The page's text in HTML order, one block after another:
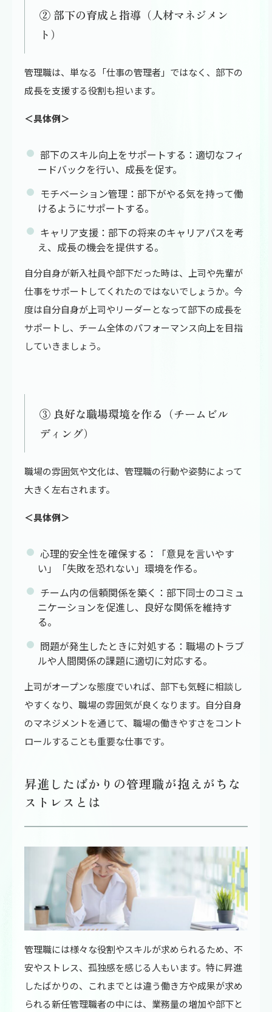
② 部下の育成と指導（人材マネジメン
ト）
管理職は、単なる「仕事の管理者」ではなく、部下の
成長を支援する役割も担います。
＜具体例＞
部下のスキル向上をサポートする：適切なフィ
ードバックを行い、成長を促す。
モチベーション管理：部下がやる気を持って働
けるようにサポートする。
キャリア支援：部下の将来のキャリアパスを考
え、成長の機会を提供する。
自分自身が新入社員や部下だった時は、上司や先輩が
仕事をサポートしてくれたのではないでしょうか。今
度は自分自身が上司やリーダーとなって部下の成長を
サポートし、チーム全体のパフォーマンス向上を目指
していきましょう。
③ 良好な職場環境を作る（チームビル
ディング）
職場の雰囲気や文化は、管理職の行動や姿勢によって
大きく左右されます。
＜具体例＞
心理的安全性を確保する：「意見を言いやす
い」「失敗を恐れない」環境を作る。
チーム内の信頼関係を築く：部下同士のコミュ
ニケーションを促進し、良好な関係を維持す
る。
問題が発生したときに対処する：職場のトラブ
ルや人間関係の課題に適切に対応する。
上司がオープンな態度でいれば、部下も気軽に相談し
やすくなり、職場の雰囲気が良くなります。自分自身
のマネジメントを通じて、職場の働きやすさをコント
ロールすることも重要な仕事です。
昇進したばかりの管理職が抱えがちな
ストレスとは
管理職には様々な役割やスキルが求められるため、不
安やストレス、孤独感を感じる人もいます。特に昇進
したばかりの、これまでとは違う働き方や成果が求め
られる新任管理職者の中には、業務量の増加や部下と